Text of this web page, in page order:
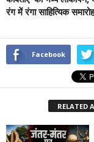
रंग में रंगा साहित्यिक समारोह
Facebook
RELATED